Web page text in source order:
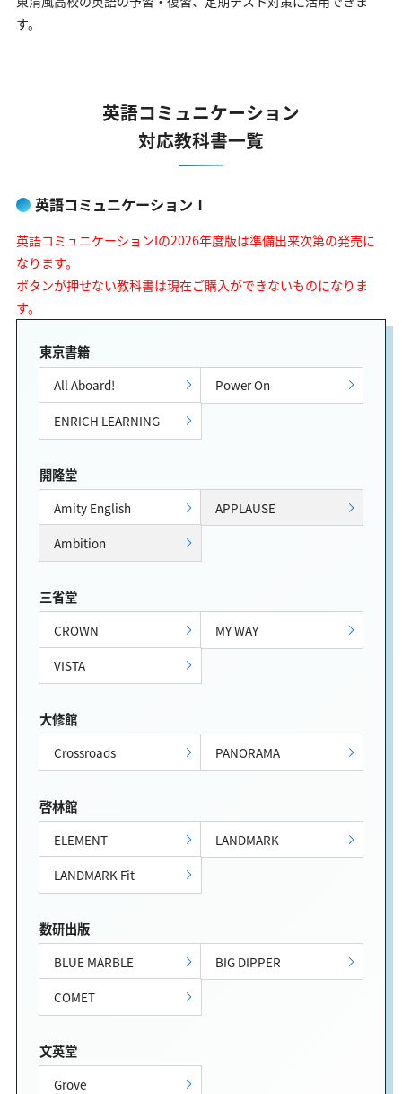
す。
英語コミュニケーション
対応教科書一覧
英語コミュニケーションⅠ
英語コミュニケーションIの2026年度版は準備出来次第の発売に
なります。
ボタンが押せない教科書は現在ご購入ができないものになりま
す。
東京書籍
All Aboard!
Power On
ENRICH LEARNING
開隆堂
Amity English
APPLAUSE
Ambition
三省堂
CROWN
MY WAY
VISTA
大修館
Crossroads PANORAMA
啓林館
ELEMENT
LANDMARK
LANDMARK Fit
数研出版
BLUE MARBLE
BIG DIPPER
COMET
文英堂
Grove